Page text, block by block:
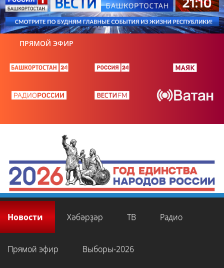
ПРЯМОЙ ЭФИР
Новости Хәбәрҙәр ТВ Радио
Прямой эфир Выборы-2026